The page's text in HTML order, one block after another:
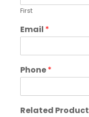
First
Email *
Phone*
Related Product